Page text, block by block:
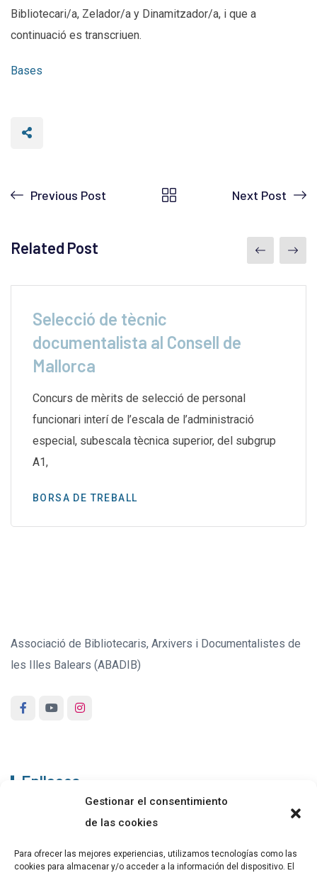
Gestionar el consentimiento
de las cookies
Para ofrecer las mejores experiencias, utilizamos tecnologías como las
cookies para almacenar y/o acceder a la información del dispositivo. El
Bibliotecari/a, Zelador/a y Dinamitzador/a, i que a
continuació es transcriuen.
Bases
Previous Post Next Post
Related Post
Selecció de tècnic
documentalista al Consell de
Mallorca
Concurs de mèrits de selecció de personal
funcionari interí de l’escala de l’administració
especial, subescala tècnica superior, del subgrup
A1,
BORSA DE TREBALL
Associació de Bibliotecaris, Arxivers i Documentalistes de
les Illes Balears (ABADIB)
Enllaços
PUBLICACIONS